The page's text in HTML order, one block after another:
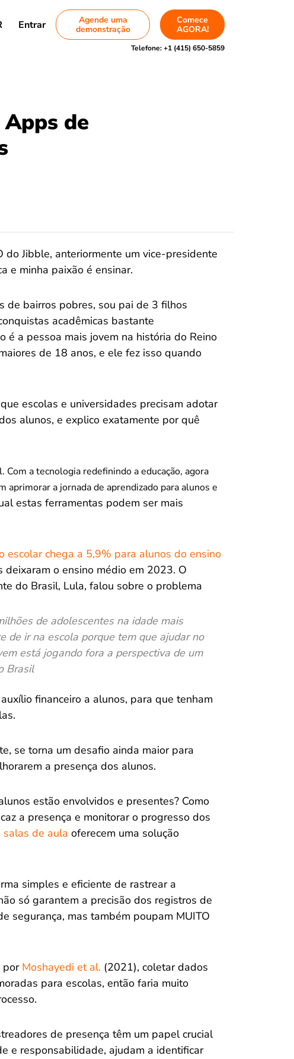
Entrar
Agende uma
demonstração
Comece
AGORA!
Telefone:+1 (415) 650-5859
de
do Jibble, anteriormente um vice-presidente
e minha paixão é ensinar.
de bairros pobres, sou pai de 3 filhos
acadêmicas bastante
é a pessoa mais jovem na história do Reino
de 18 anos, e ele fez isso quando
escolas e universidades precisam adotar
alunos, e explico exatamente por quê
a tecnologia redefinindo a educação, agora
a jornada de aprendizado para alunos e
estas ferramentas podem ser mais
escolar chega a 5,9% para alunos do ensino
deixaram o ensino médio em 2023. O
do Brasil, Lula, falou sobre o problema
de adolescentes na idade mais
de ir na escola porque tem que ajudar no
está jogando fora a perspectiva de um
Brasil
financeiro a alunos, para que tenham
se torna um desafio ainda maior para
a presença dos alunos.
estão envolvidos e presentes? Como
a presença e monitorar o progresso dos
de aula oferecem uma solução
simples e eficiente de rastrear a
só garantem a precisão dos registros de
segurança, mas também poupam MUITO
porMoshayedi et al. (2021), coletar dados
para escolas, então faria muito
de presença têm um papel crucial
e responsabilidade, ajudam a identificar